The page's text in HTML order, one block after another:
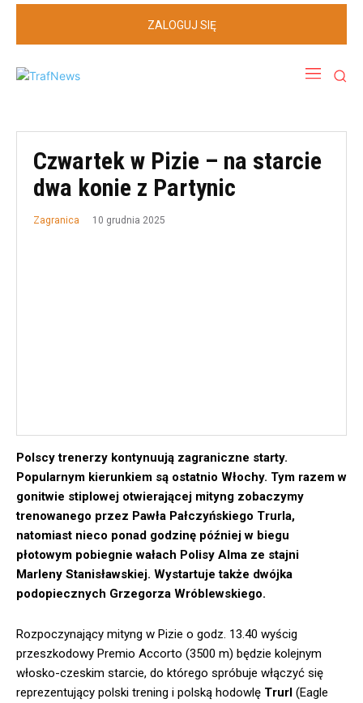
ZALOGUJ SIĘ
Czwartek w Pizie – na starcie
dwa konie z Partynic
Zagranica 10 grudnia 2025
Polscy trenerzy kontynuują zagraniczne starty.
Popularnym kierunkiem są ostatnio Włochy. Tym razem w
gonitwie stiplowej otwierającej mityng zobaczymy
trenowanego przez Pawła Pałczyńskiego Trurla,
natomiast nieco ponad godzinę później w biegu
płotowym pobiegnie wałach Polisy Alma ze stajni
Marleny Stanisławskiej. Wystartuje także dwójka
podopiecznych Grzegorza Wróblewskiego.
Rozpoczynający mityng w Pizie o godz. 13.40 wyścig
przeszkodowy Premio Accorto (3500 m) będzie kolejnym
włosko-czeskim starcie, do którego spróbuje włączyć się
reprezentujący polski trening i polską hodowlę Trurl (Eagle